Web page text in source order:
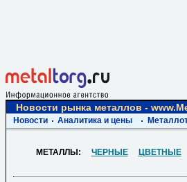
Новости рынка металлов -
Новости Аналитика и цены
МЕТАЛЛЫ: ЧЕРНЫЕ ЦВЕТНЫЕ